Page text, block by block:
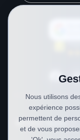
Mentions légales
Nous utilisons
expérience
permettent de
et de vous